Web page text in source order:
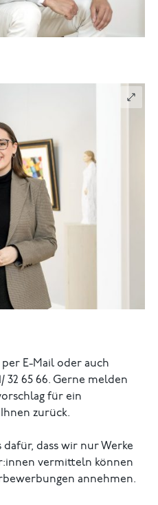
E-Mail oder auch
32 65 66. Gerne melden
für ein
zurück.
dafür, dass wir nur Werke
vermitteln können
annehmen.